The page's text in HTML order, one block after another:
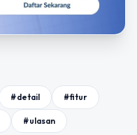
#detail #fitur
#ulasan